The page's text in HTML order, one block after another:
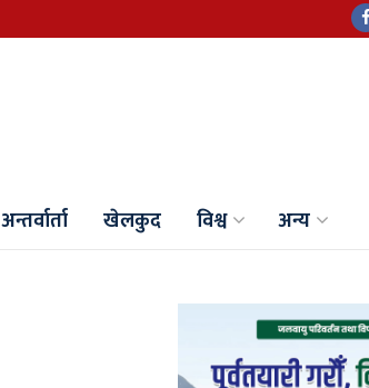
अन्तर्वार्ता खेलकुद विश्व अन्य